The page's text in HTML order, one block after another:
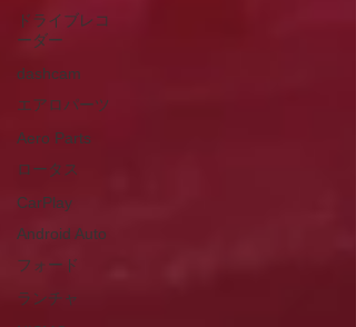
ドライブレコ
ーダー
dashcam
エアロパーツ
Aero Parts
ロータス
CarPlay
Android Auto
フォード
ランチャ